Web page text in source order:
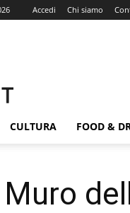
Accedi Chi siamo
CULTURA FOOD &
Muro